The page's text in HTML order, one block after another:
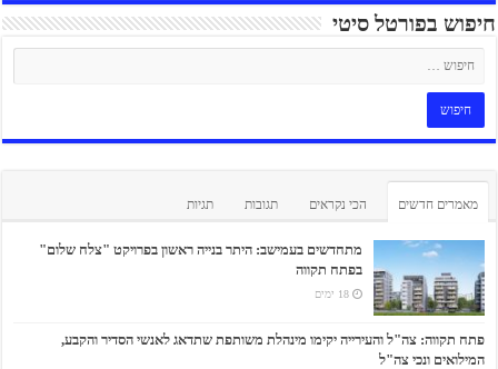
חיפוש בפורטל סיטי
מאמרים חדשים הכי נקראים תגובות תגיות
מתחדשים בעמישב: היתר בנייה ראשון בפרויקט "צלח שלום"
בפתח תקווה
18 ימים
פתח תקווה: צה"ל והעירייה יקימו מינהלת משותפת שתדאג לאנשי הסדיר והקבע,
המילואים ונכי צה"ל